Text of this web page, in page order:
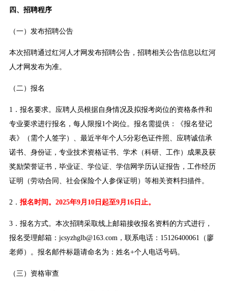
四、招聘程序
（一）发布招聘公告
本次招聘通过红河人才网发布招聘公告，招聘相关公告信息以红河
人才网发布为准。
（二）报名
1．报名要求。应聘人员根据自身情况及拟报考岗位的资格条件和
专业要求进行报名，每人限报1个岗位。报名需提供：《报名登记
表》（需个人签字）、最近半年个人5分彩色证件照、应聘诚信承
诺书、身份证，专业技术资格证书、学术（科研、工作）成果及获
奖励荣誉证书，毕业证、学位证、学信网学历认证报告，工作经历
证明（劳动合同、社会保险个人参保证明）等相关资料扫描件。
2． 报名时间。2025年9月10日起至9月16日止。
3．报名方式。本次招聘采取线上邮箱接收报名资料的方式进行，
报名受理邮箱：jcsyzhglb@163.com，联系电话：15126400061（廖
老师）。报名邮件标题请命名为：姓名+个人电话号码。
（三）资格审查